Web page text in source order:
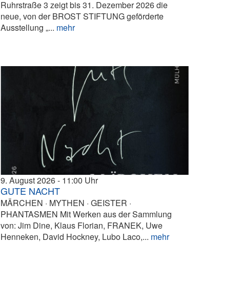
Ruhrstraße 3 zeigt bis 31. Dezember 2026 die
neue, von der BROST STIFTUNG geförderte
Ausstellung „... mehr
9. August 2026 11:00
GUTE NACHT
MÄRCHEN · MYTHEN · GEISTER ·
PHANTASMEN Mit Werken aus der Sammlung
von: Jim Dine, Klaus Florian, FRANEK, Uwe
Henneken, David Hockney, Lubo Laco,... mehr